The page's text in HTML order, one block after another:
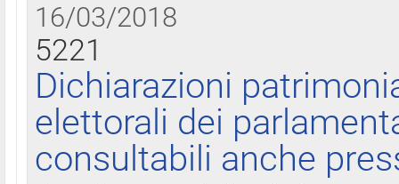
16/03/2018
5221
Dichiarazioni
elettorali dei
consultabili anche